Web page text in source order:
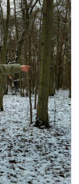
जो आपकी
देंगे
Comments